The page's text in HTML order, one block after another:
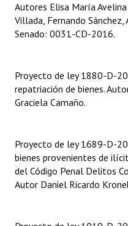
Digesto
Organigrama
Informes de Gestión
Dictámenes Asesoría
Actas de Sesión
Informes de Unidad
Autores Elisa María
Villada, Fernando Sánchez,
Senado: 0031-CD-2016.
Proyecto de ley 1880-D-
repatriación de bienes.
Graciela Camaño.
Proyecto de ley 1689-D-
bienes provenientes de
del Código Penal Delitos
Autor Daniel Ricardo